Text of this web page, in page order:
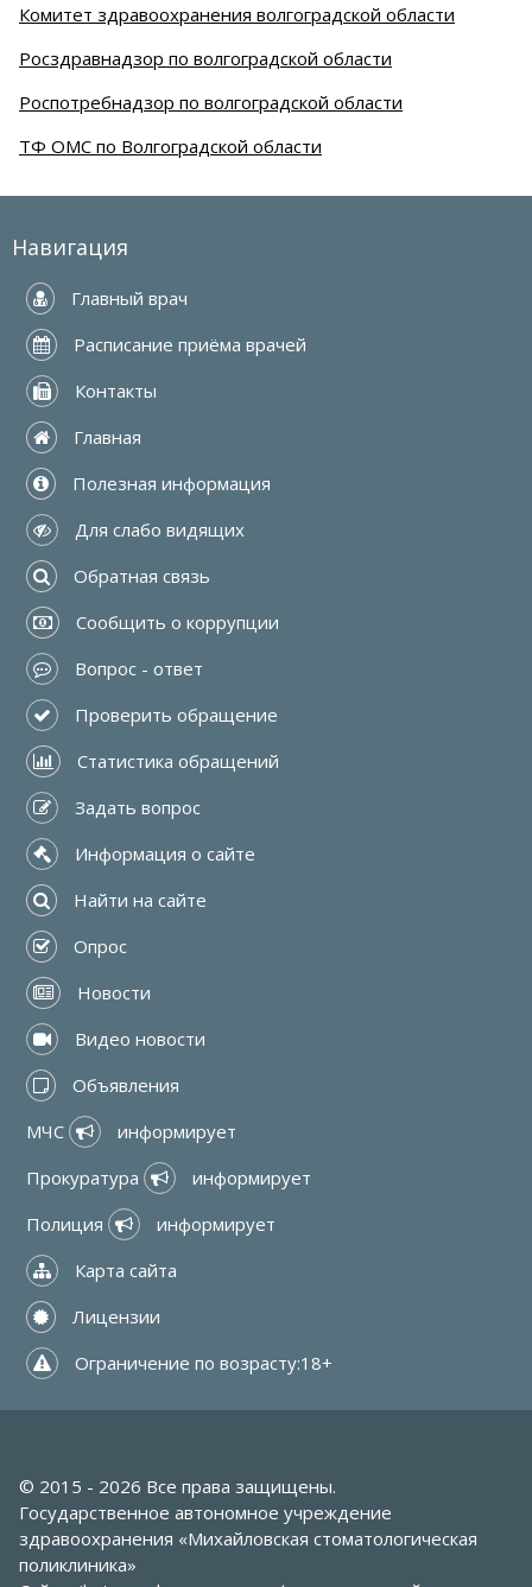
Комитет здравоохранения волгоградской области
Росздравнадзор по волгоградской области
Роспотребнадзор по волгоградской области
ТФ ОМС по Волгоградской области
Навигация
Главный врач
Расписание приёма врачей
Контакты
Главная
Полезная информация
Для слабо видящих
Обратная связь
Сообщить о коррупции
Вопрос - ответ
Проверить обращение
Статистика обращений
Задать вопрос
Информация о сайте
Найти на сайте
Опрос
Новости
Видео новости
Объявления
МЧС
информирует
Прокуратура
информирует
Полиция
информирует
Карта сайта
Лицензии
Ограничение по возрасту:18+
© 2015 - 2026 Все права защищены.
Государственное автономное учреждение
здравоохранения «Михайловская стоматологическая
поликлиника»